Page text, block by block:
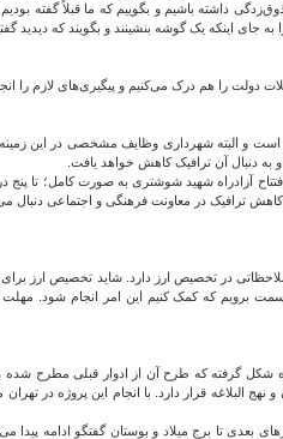
داشته باشیم و بگوییم که ما قبلاً گفته
اینکه یک گوشه بنشینند و بگویند که دیدید
دولت را هم درک می‌کنیم و پیگیری‌های لازم را
است و البته شهرداری وظایف مشخصی در این
به دنبال آن ترافیک کاهش خواهد یافت.
افتتاح آزادراه شهید شوشتری به صورت کامل؛ تا
ترافیک در معاونت فرهنگی و اجتماعی دنبال
در تخصیص ارز دارد. شاید تخصیص ارز
که کمک کنیم این امر انجام شود. مهلت
اتفاق خوب و جذابی در این پروژه شکل گرفته که طرح آن از
آن مسیر زندگی است، شبکه پیاده راه و مسیر پیاده به طول ۴۷ کیلومتر بین بوستان‌های فدک، ۱۳ هکتاری، پردیسان و
این مسیر در فازهای بعدی تا برج میلاد و بوستان گفتگو